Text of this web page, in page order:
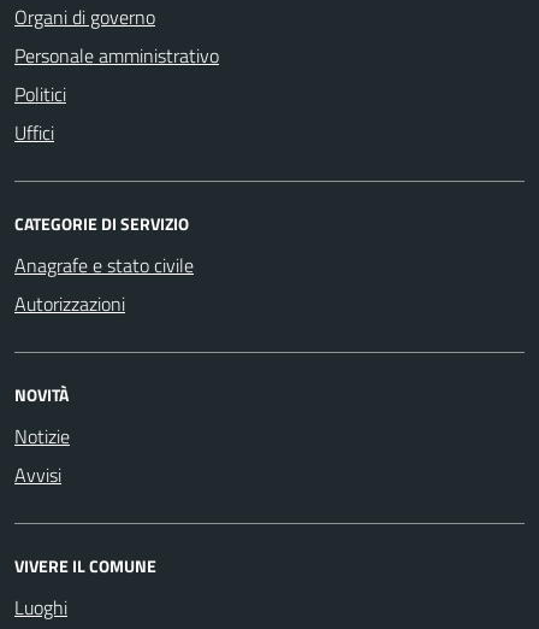
Organi di governo
Personale amministrativo
Politici
Uffici
CATEGORIE DI SERVIZIO
Anagrafe e stato civile
Autorizzazioni
NOVITÀ
Notizie
Avvisi
VIVERE IL COMUNE
Luoghi